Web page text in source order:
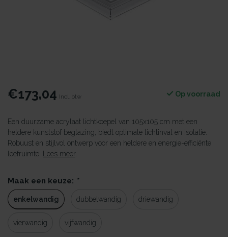
€173,04 Incl. btw Op voorraad
Een duurzame acrylaat lichtkoepel van 105x105 cm met een
heldere kunststof beglazing, biedt optimale lichtinval en isolatie.
Robuust en stijlvol ontwerp voor een heldere en energie-efficiënte
leefruimte.
Lees meer.
Maak een keuze: *
enkelwandig dubbelwandig driewandig
vierwandig vijfwandig